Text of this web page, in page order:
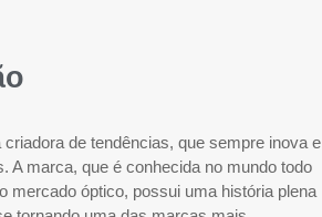
de tendências, que sempre inova e
A marca, que é conhecida no mundo todo
mercado óptico, possui uma história plena